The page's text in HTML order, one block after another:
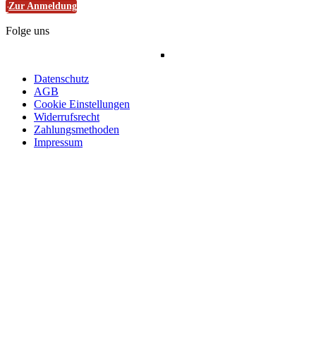
Zur Anmeldung
Folge uns
Datenschutz
AGB
Cookie Einstellungen
Widerrufsrecht
Zahlungsmethoden
Impressum